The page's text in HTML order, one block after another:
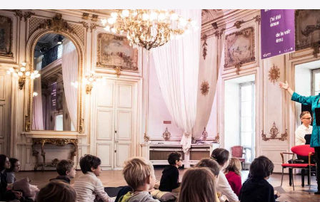
L’OnR avec vous
Visites de l’Opéra de
Strasbourg